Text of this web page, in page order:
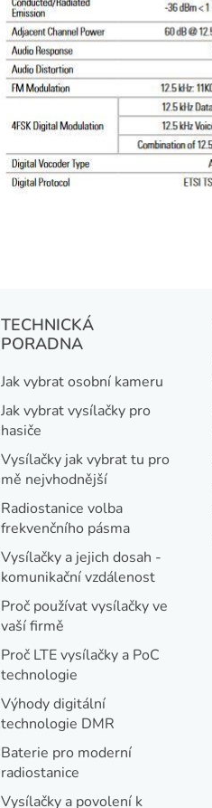
TECHNICKÁ
PORADNA
Jak vybrat osobní kameru
Jak vybrat vysílačky pro
hasiče
Vysílačky jak vybrat tu pro
mě nejvhodnější
Radiostanice volba
frekvenčního pásma
Vysílačky a jejich dosah -
komunikační vzdálenost
Proč používat vysílačky ve
vaší firmě
Proč LTE vysílačky a PoC
technologie
Výhody digitální
technologie DMR
Baterie pro moderní
radiostanice
Vysílačky a povolení k